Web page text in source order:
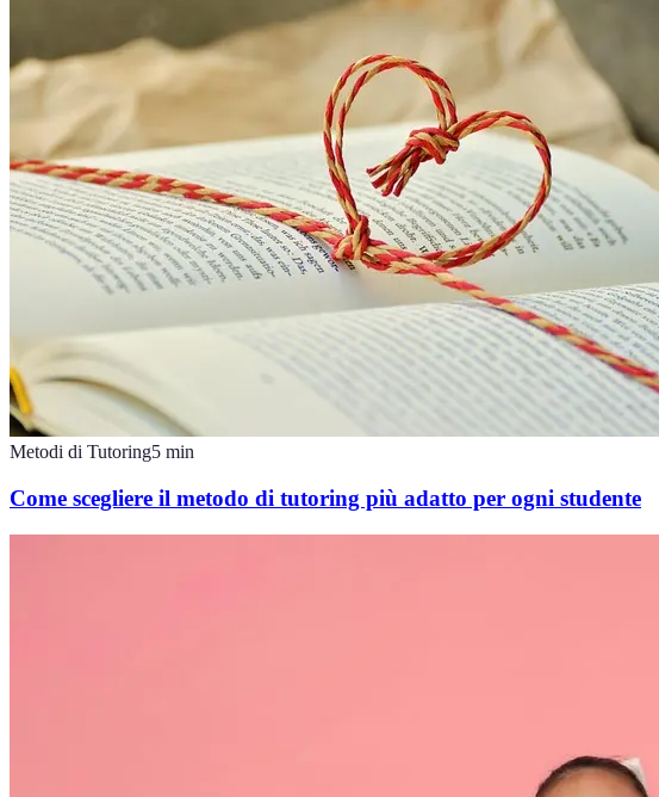
Metodi di Tutoring5 min
Come scegliere il metodo di tutoring più adatto per ogni studente